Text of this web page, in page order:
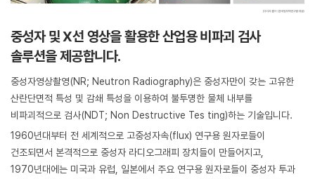
중성자 및 X선 영상을 활용한산업용 비파괴 검사
솔루션을 제공합니다.
중성자영상촬영(NR; Neutron Radiography)은 중성자만이 갖는 고유한
산란단면적 특성 및 감쇄 특성을 이용하여 불투명한 물체 내부를
비파괴적으로 검사(NDT; Non Destructive Tes ting)하는 기술입니다.
1960년대부터 전 세계적으로 고중성자속(flux) 연구용 원자로들이
건조되면서 본격적으로 중성자 라디오그래피 장치들이 만들어지고,
1970년대에는 미국과 유럽, 일본에서 주요 연구용 원자로들이 중성자 투과